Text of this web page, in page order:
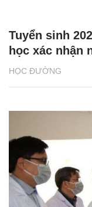
HỌC ĐƯỜNG
Tuyển sinh
học xác nhận